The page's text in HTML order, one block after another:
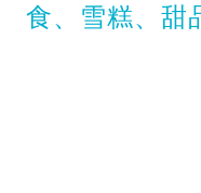
食、雪糕、甜